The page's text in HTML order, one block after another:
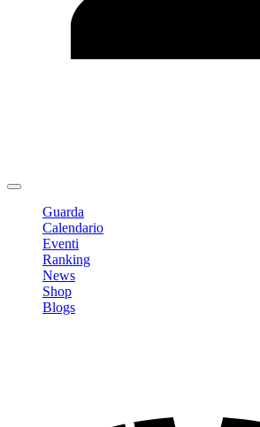
Guarda
Calendario
Eventi
Ranking
News
Shop
Blogs